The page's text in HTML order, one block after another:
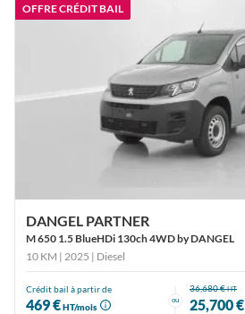
OFFRE CRÉDIT BAIL
DANGEL PARTNER
M 650 1.5 BlueHDi 130ch 4WD by DANGEL
10 KM | 2025 | Diesel
Crédit bail à partir de
469 €HT/mois
ou
36,680 €HT
25,700 €